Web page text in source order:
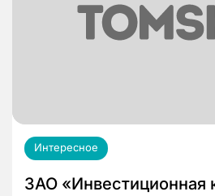
Интересное
ЗАО «Инвестиционная